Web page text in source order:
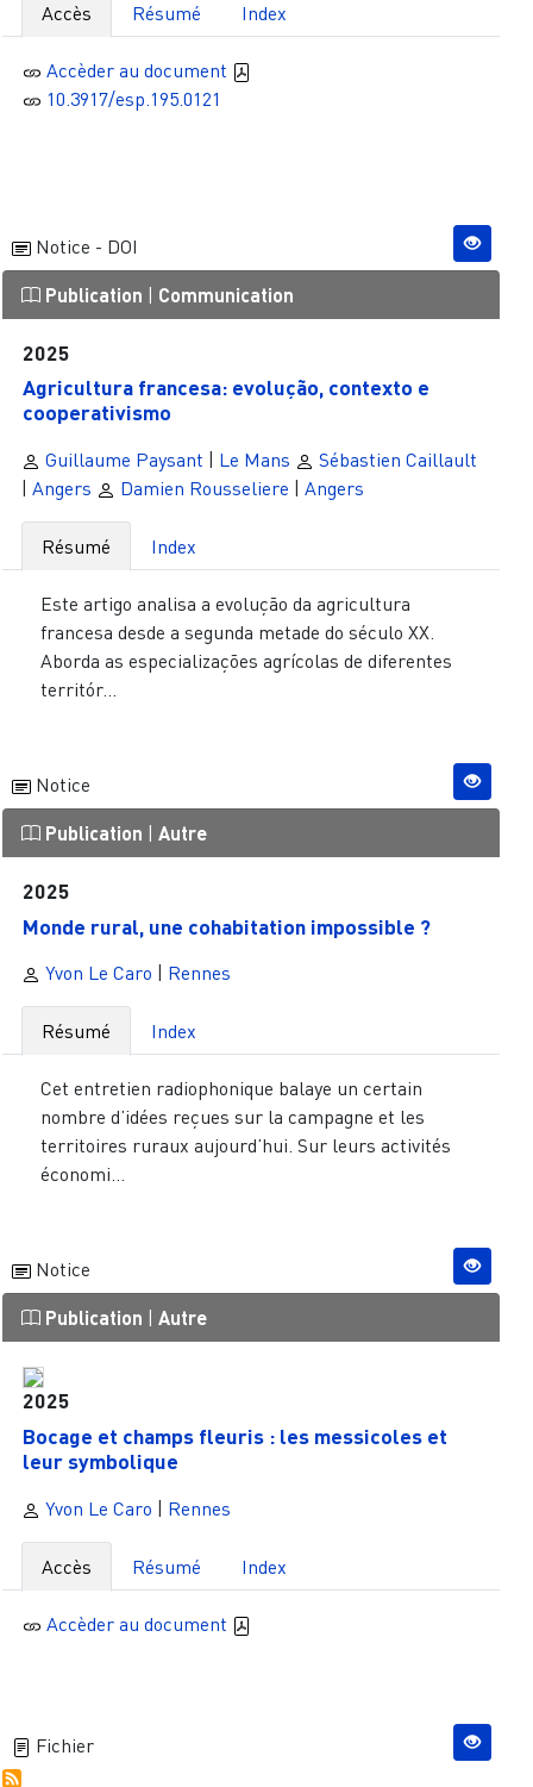
Accès Résumé Index
Accèder au document
10.3917/esp.195.0121
Notice - DOI
Publication | Communication
2025
Agricultura francesa: evolução, contexto e
cooperativismo
Guillaume Paysant Le Mans
Sébastien Caillault
Angers Damien Rousseliere Angers
Résumé Index
Este artigo analisa a evolução da agricultura
francesa desde a segunda metade do século XX.
Aborda as especializações agrícolas de diferentes
territór...
Notice
Publication Autre
2025
Monde rural, une cohabitation impossible ?
Yvon Le Caro Rennes
Résumé Index
Cet entretien radiophonique balaye un certain
nombre d’idées reçues sur la campagne et les
territoires ruraux aujourd’hui. Sur leurs activités
économi...
Notice
Publication Autre
2025
Bocage et champs fleuris : les messicoles et
leur symbolique
Yvon Le Caro | Rennes
Accès Résumé Index
Accèder au document
Fichier